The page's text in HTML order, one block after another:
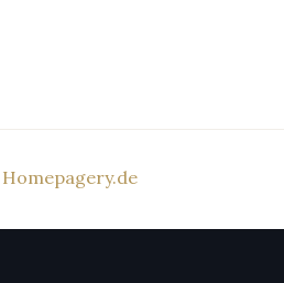
Homepagery.de